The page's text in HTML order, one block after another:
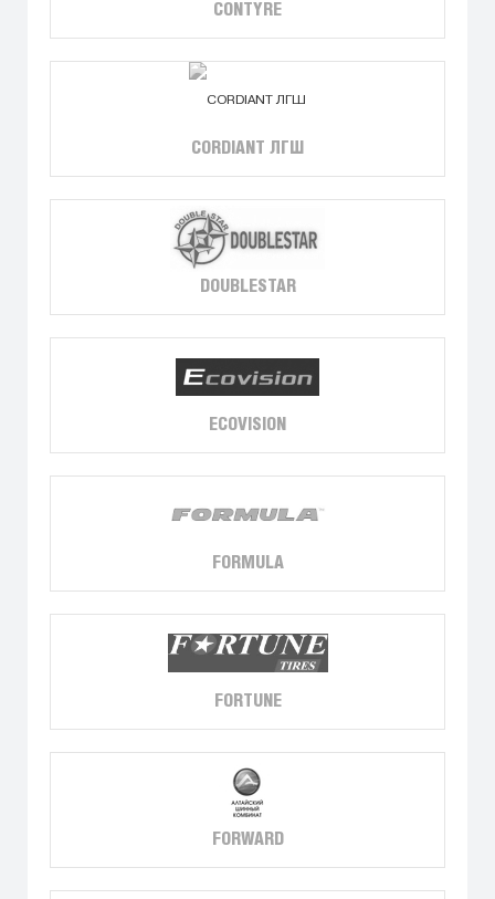
CONTYRE
CORDIANT ЛГШ
DOUBLESTAR
ECOVISION
FORMULA
FORTUNE
FORWARD